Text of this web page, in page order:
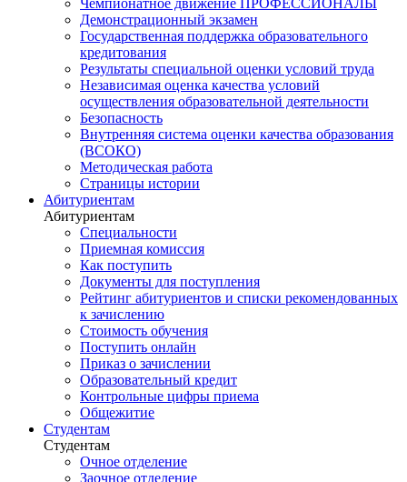
Чемпионатное движение ПРОФЕССИОНАЛЫ
Демонстрационный экзамен
Государственная поддержка образовательного
кредитования
Результаты специальной оценки условий труда
Независимая оценка качества условий
осуществления образовательной деятельности
Безопасность
Внутренняя система оценки качества образования
(ВСОКО)
Методическая работа
Страницы истории
Абитуриентам
Абитуриентам
Специальности
Приемная комиссия
Как поступить
Документы для поступления
Рейтинг абитуриентов и списки рекомендованных
к зачислению
Стоимость обучения
Поступить онлайн
Приказ о зачислении
Образовательный кредит
Контрольные цифры приема
Общежитие
Студентам
Студентам
Очное отделение
Заочное отделение